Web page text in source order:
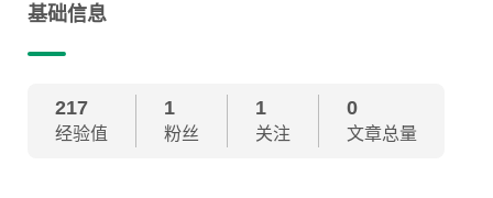
基础信息
217
经验值
1
粉丝
1
关注
0
文章总量